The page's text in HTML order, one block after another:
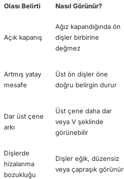
Olası Belirti Nasıl Görünür?
Açık kapanış
Ağız kapandığında ön
dişler birbirine
değmez
Artmış yatay
mesafe
Üst ön dişler öne
doğru belirgin durur
Dar üst çene
arkı
Üst çene daha dar
veya V şeklinde
görünebilir
Dişlerde
hizalanma
bozukluğu
Dişler eğik, düzensiz
veya çapraşık görünür